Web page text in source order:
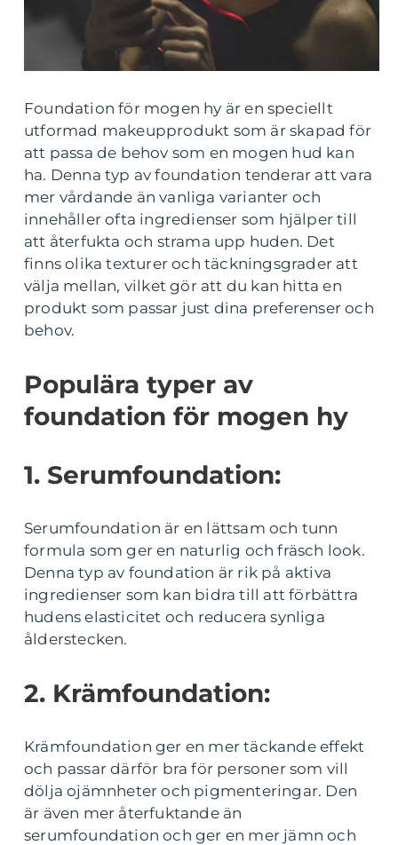
Foundation för mogen hy är en speciellt
utformad makeupprodukt som är skapad för
att passa de behov som en mogen hud kan
ha. Denna typ av foundation tenderar att vara
mer vårdande än vanliga varianter och
innehåller ofta ingredienser som hjälper till
att återfukta och strama upp huden. Det
finns olika texturer och täckningsgrader att
välja mellan, vilket gör att du kan hitta en
produkt som passar just dina preferenser och
behov.
Populära typer av
foundation för mogen hy
1. Serumfoundation:
Serumfoundation är en lättsam och tunn
formula som ger en naturlig och fräsch look.
Denna typ av foundation är rik på aktiva
ingredienser som kan bidra till att förbättra
hudens elasticitet och reducera synliga
ålderstecken.
2. Krämfoundation:
Krämfoundation ger en mer täckande effekt
och passar därför bra för personer som vill
dölja ojämnheter och pigmenteringar. Den
är även mer återfuktande än
serumfoundation och ger en mer jämn och